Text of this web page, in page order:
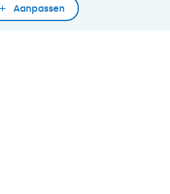
DelenWoordenboek
Aanpassen